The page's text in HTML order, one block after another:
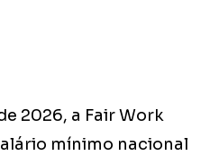
2026, a Fair Work
mínimo nacional